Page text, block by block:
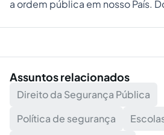
a ordem pública em nosso País.
Assuntos relacionados
Direito da Segurança Pública
Política de segurança